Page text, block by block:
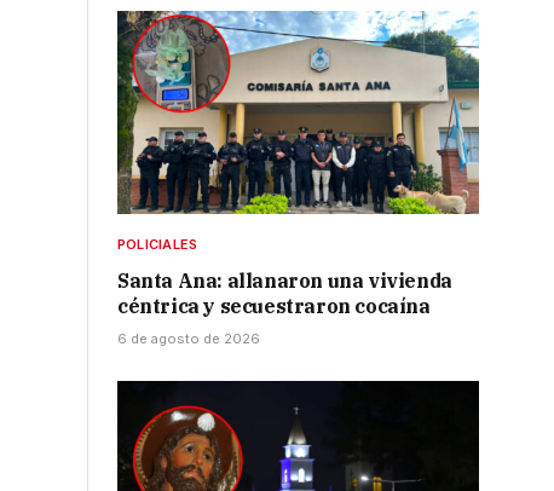
POLICIALES
Santa Ana: allanaron una vivienda
céntrica y secuestraron cocaína
6 de agosto de 2026